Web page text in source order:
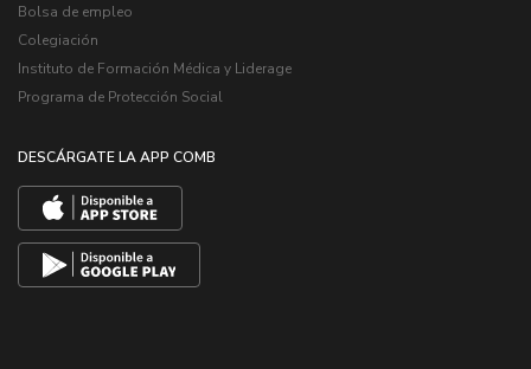
Bolsa de empleo
Colegiación
Instituto de Formación Médica y Liderage
Programa de Protección Social
DESCÁRGATE LA APP COMB